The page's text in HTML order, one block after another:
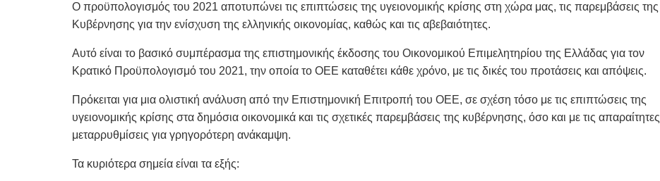
Ο προϋπολογισμός του 2021 αποτυπώνει τις επιπτώσεις της υγειονομικής κρίσης στη χώρα μας, τις παρεμβάσεις της
Κυβέρνησης για την ενίσχυση της ελληνικής οικονομίας, καθώς και τις αβεβαιότητες.
Αυτό είναι το βασικό συμπέρασμα της επιστημονικής έκδοσης του Οικονομικού Επιμελητηρίου της Ελλάδας για τον
Κρατικό Προϋπολογισμό του 2021, την οποία το ΟΕΕ καταθέτει κάθε χρόνο, με τις δικές του προτάσεις και απόψεις.
Πρόκειται για μια ολιστική ανάλυση από την Επιστημονική Επιτροπή του ΟΕΕ, σε σχέση τόσο με τις επιπτώσεις της
υγειονομικής κρίσης στα δημόσια οικονομικά και τις σχετικές παρεμβάσεις της κυβέρνησης, όσο και με τις απαραίτητες
μεταρρυθμίσεις για γρηγορότερη ανάκαμψη.
Τα κυριότερα σημεία είναι τα εξής: